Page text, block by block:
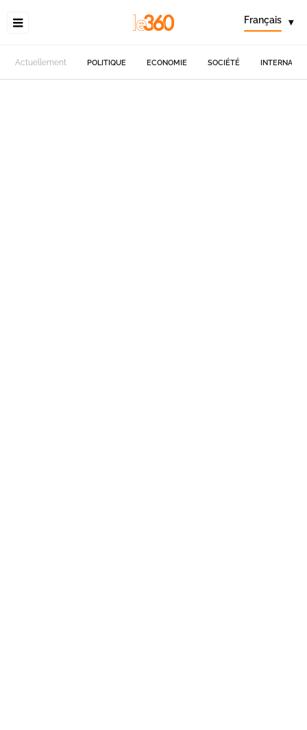
Français ▾
Actuellement POLITIQUE ECONOMIE SOCIÉTÉ